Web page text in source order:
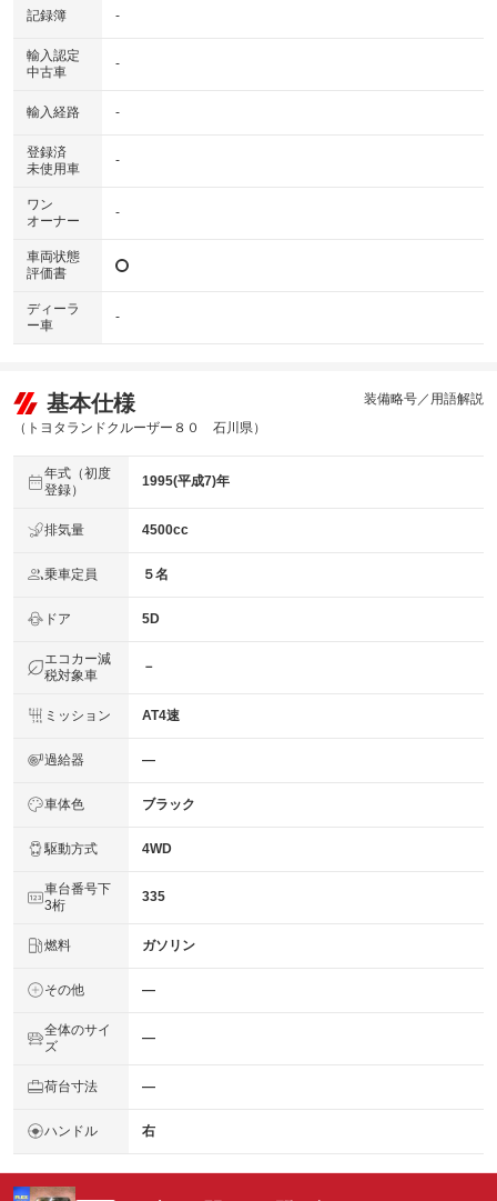
記録簿 -
輸入認定
中古車
-
輸入経路 -
登録済
未使用車
-
ワン
オーナー
-
車両状態
評価書
ディーラ
ー車
-
基本仕様
（トヨタランドクルーザー８０ 石川県）
装備略号／用語解説
年式（初度
登録）
1995(平成7)年
排気量 4500cc
乗車定員 ５名
ドア 5D
エコカー減
税対象車
－
ミッション AT4速
過給器 ―
車体色 ブラック
駆動方式 4WD
車台番号下
3桁
335
燃料 ガソリン
その他 ―
全体のサイ
ズ
―
荷台寸法 ―
ハンドル 右